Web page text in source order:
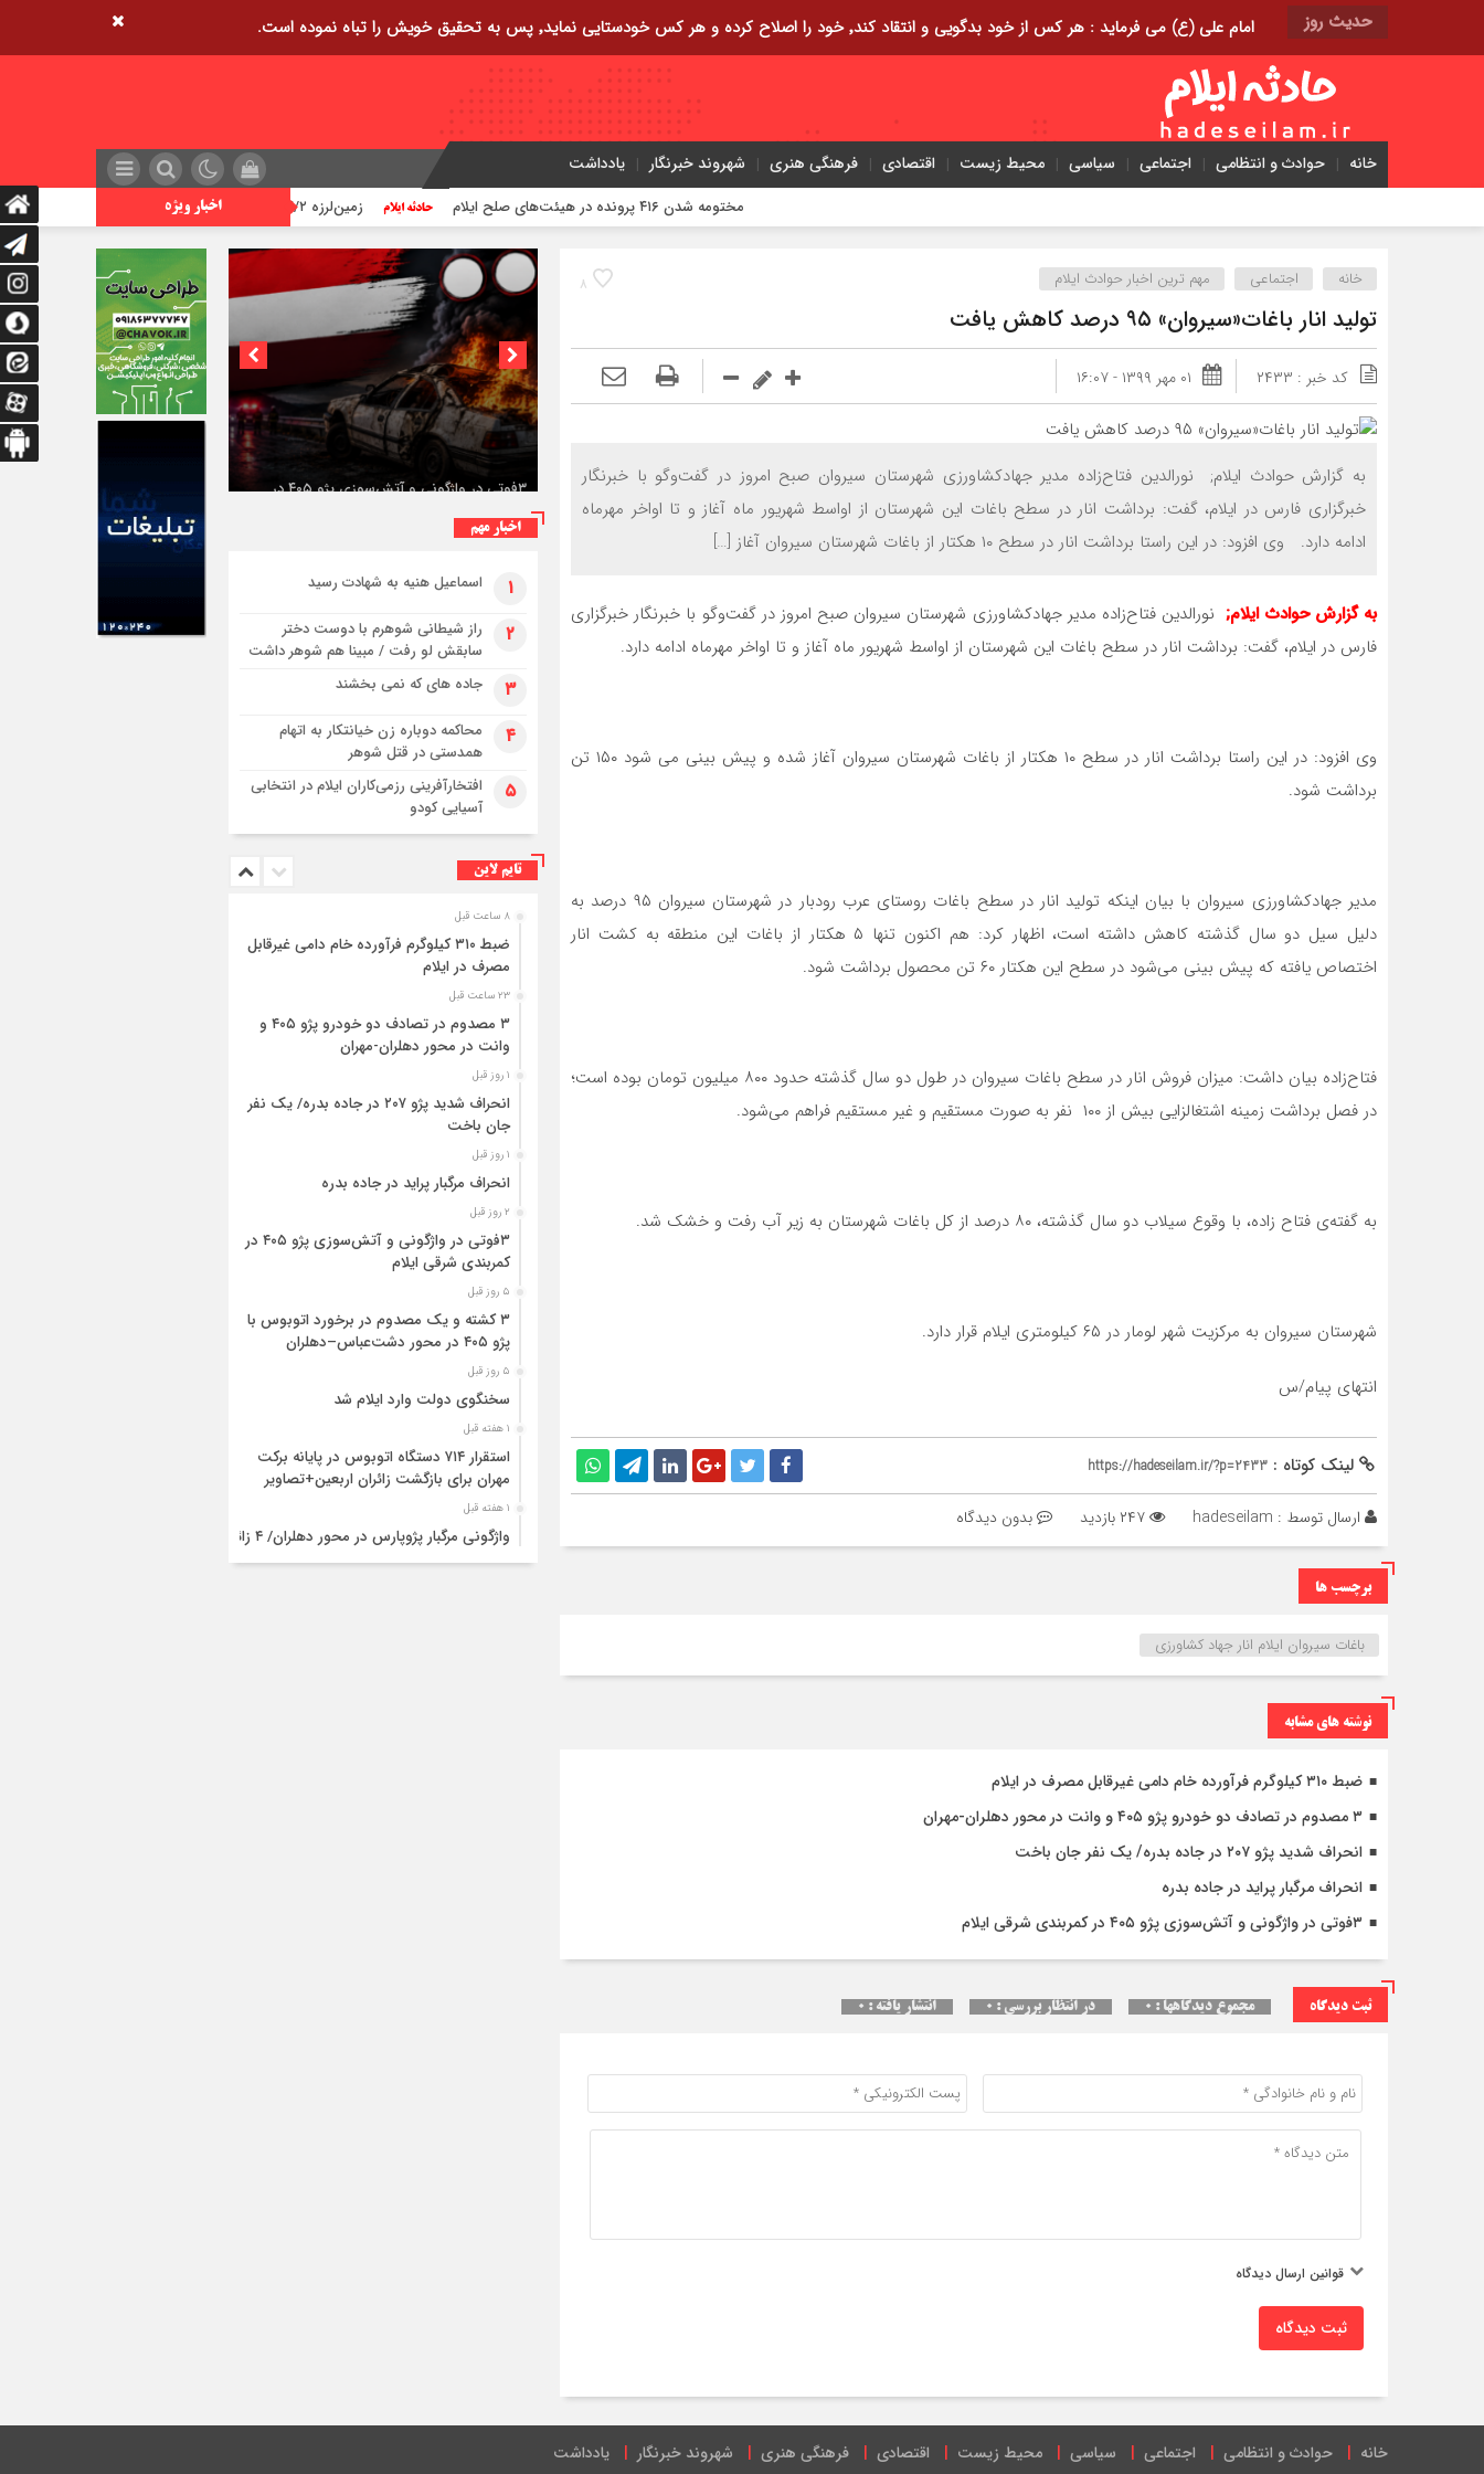
حدیث روز امام علی (ع) می فرماید : هر کس از خود بدگویی و انتقاد کند٬ خود را اصلاح کرده و هر کس خودستایی نماید٬ پس به تحقیق خویش را تباه نموده است.
خانه حوادث و انتظامی اجتماعی سیاسی محیط زیست اقتصادی فرهنگی هنری شهروند خبرنگار یادداشت
اخبار ویژه مختومه شدن ۴۱۶ پرونده در هیئت‌های صلح ایلام زمین‌لرزه ۴/۲ ریشتری دره شهر را لرزاند تراژدی آب‌های
۸ خانه اجتماعی مهم ترین اخبار حوادث ایلام
تولید انار باغات«سیروان» ۹۵ درصد کاهش یافت
کد خبر : ۲۴۳۳ ۰۱ مهر ۱۳۹۹ - ۱۶:۰۷
به گزارش حوادث ایلام; نورالدین فتاح‌زاده مدیر جهادکشاورزی شهرستان سیروان صبح امروز در گفت‌وگو با خبرنگار
خبرگزاری فارس در ایلام، گفت: برداشت انار در سطح باغات این شهرستان از اواسط شهریور ماه آغاز و تا اواخر مهرماه
ادامه دارد. وی افزود: در این راستا برداشت انار در سطح ۱۰ هکتار از باغات شهرستان سیروان آغاز […]
به گزارش حوادث ایلام; نورالدین فتاح‌زاده مدیر جهادکشاورزی شهرستان سیروان صبح امروز در گفت‌وگو با خبرنگار خبرگزاری
فارس در ایلام، گفت: برداشت انار در سطح باغات این شهرستان از اواسط شهریور ماه آغاز و تا اواخر مهرماه ادامه دارد.
وی افزود: در این راستا برداشت انار در سطح ۱۰ هکتار از باغات شهرستان سیروان آغاز شده و پیش بینی می شود ۱۵۰ تن
برداشت شود.
مدیر جهادکشاورزی سیروان با بیان اینکه تولید انار در سطح باغات روستای عرب رودبار در شهرستان سیروان ۹۵ درصد به
دلیل سیل دو سال گذشته کاهش داشته است، اظهار کرد: هم اکنون تنها ۵ هکتار از باغات این منطقه به کشت انار
اختصاص یافته که پیش بینی می‌شود در سطح این هکتار ۶۰ تن محصول برداشت شود.
فتاح‌زاده بیان داشت: میزان فروش انار در سطح باغات سیروان در طول دو سال گذشته حدود ۸۰۰ میلیون تومان بوده است؛
در فصل برداشت زمینه اشتغالزایی بیش از ۱۰۰ نفر به صورت مستقیم و غیر مستقیم فراهم می‌شود.
به گفته‌ی فتاح زاده، با وقوع سیلاب دو سال گذشته، ۸۰ درصد از کل باغات شهرستان به زیر آب رفت و خشک شد.
شهرستان سیروان به مرکزیت شهر لومار در ۶۵ کیلومتری ایلام قرار دارد.
انتهای پیام/س
لینک کوتاه : https://hadeseilam.ir/?p=2433
ارسال توسط : hadeseilam بدون دیدگاه
برچسب ها
باغات سیروان ایلام انار جهاد کشاورزی
نوشته های مشابه
ضبط ۳۱۰ کیلوگرم فرآورده خام دامی غیرقابل مصرف در ایلام
۳ مصدوم در تصادف دو خودرو پژو ۴۰۵ و وانت در محور دهلران-مهران
انحراف شدید پژو ۲۰۷ در جاده بدره/ یک نفر جان باخت
انحراف مرگبار پراید در جاده بدره
۳فوتی در واژگونی و آتش‌سوزی پژو ۴۰۵ در کمربندی شرقی ایلام
ثبت دیدگاه مجموع دیدگاهها : ۰ در انتظار بررسی : ۰ انتشار یافته : ۰
قوانین ارسال دیدگاه
ثبت دیدگاه
۳فوتی در واژگونی و آتش‌سوزی پژو ۴۰۵ در
کمربندی شرقی ایلام
اخبار مهم
۱ اسماعیل هنیه به شهادت رسید
۲
راز شیطانی شوهرم با دوست دختر
سابقش لو رفت / مبینا هم شوهر داشت
۳ جاده های که نمی بخشند
۴
محاکمه دوباره زن خیانتکار به اتهام
همدستی در قتل شوهر
۵
افتخارآفرینی رزمی‌کاران ایلام در انتخابی
آسیایی کودو
تایم لاین
۸ ساعت قبل
ضبط ۳۱۰ کیلوگرم فرآورده خام دامی غیرقابل
مصرف در ایلام
۲۳ ساعت قبل
۳ مصدوم در تصادف دو خودرو پژو ۴۰۵ و
وانت در محور دهلران-مهران
۱ روز قبل
انحراف شدید پژو ۲۰۷ در جاده بدره/ یک نفر
جان باخت
۱ روز قبل
انحراف مرگبار پراید در جاده بدره
۲ روز قبل
۳فوتی در واژگونی و آتش‌سوزی پژو ۴۰۵ در
کمربندی شرقی ایلام
۵ روز قبل
۳ کشته و یک مصدوم در برخورد اتوبوس با
پژو ۴۰۵ در محور دشت‌عباس–دهلران
۵ روز قبل
سخنگوی دولت وارد ایلام شد
۱ هفته قبل
استقرار ۷۱۴ دستگاه اتوبوس در پایانه برکت
مهران برای بازگشت زائران اربعین+تصاویر
۱ هفته قبل
واژگونی مرگبار پژوپارس در محور دهلران/ ۴ زائر
اربعین جان باختند
خانه حوادث و انتظامی اجتماعی سیاسی محیط زیست اقتصادی فرهنگی هنری شهروند خبرنگار یادداشت